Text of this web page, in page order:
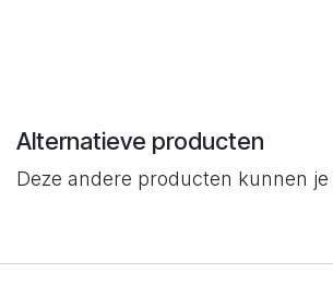
Alternatieve producten
Deze andere producten kunnen